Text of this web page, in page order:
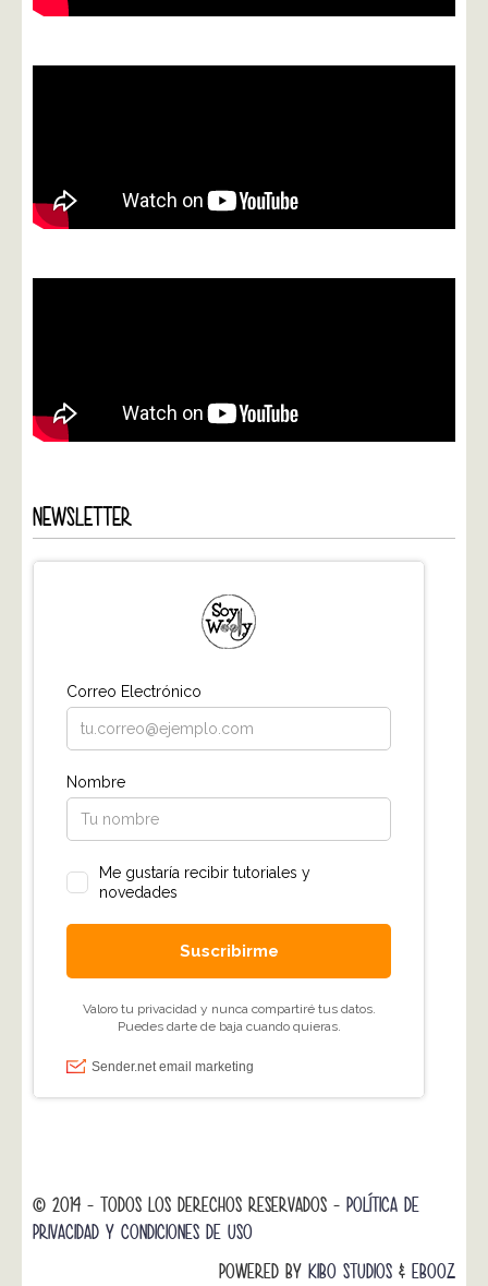
NEWSLETTER
© 2014 - TODOS LOS DERECHOS RESERVADOS - POLÍTICA DE
PRIVACIDAD Y CONDICIONES DE USO
POWERED BY KIBO STUDIOS & EBOOZ